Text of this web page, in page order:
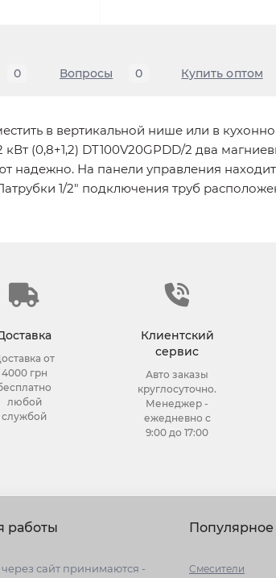
0 Вопросы 0 Купить оптом
в вертикальной нише или в
(0,8+1,2) DT100V20GPDD/2 два
надежно. На панели управления
1/2" подключения труб
от
4000 грн
любой
службой
Клиентский
сервис
Авто заказы
круглосуточно.
Менеджер -
ежедневно с
9:00 до 17:00
работы
сайт принимаются -
Популярное
Cмесители